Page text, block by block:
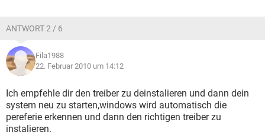
ANTWORT 2 / 6
Fila1988
22. Februar 2010 um 14:12
Ich empfehle dir den treiber zu deinstalieren und dann dein
system neu zu starten,windows wird automatisch die
pereferie erkennen und dann den richtigen treiber zu
instalieren.